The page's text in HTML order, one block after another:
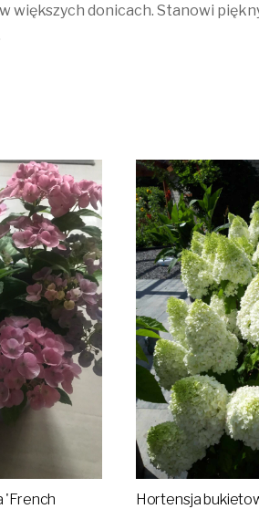
większych donicach. Stanowi
'French
Hortensja